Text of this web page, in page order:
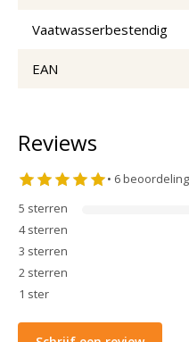
Vaatwasserbestendig
EAN
Reviews
• 6
5 sterren
4 sterren
3 sterren
2 sterren
1 ster